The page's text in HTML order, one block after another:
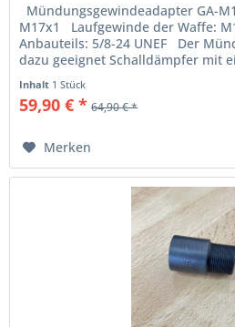
Mündungsgewindeadapter GA-
M17x1 Laufgewinde der Waffe:
Anbauteils: 5/8-24 UNEF Der
dazu geeignet Schalldämpfer mit
Inhalt 1 Stück
59,90 € * 64,90 € *
Merken